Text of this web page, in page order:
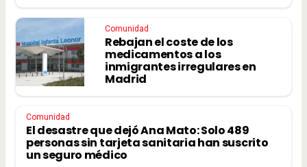
Comunidad
Rebajan el coste de los
medicamentos a los
inmigrantes irregulares en
Madrid
Comunidad
El desastre que dejó Ana Mato: Solo 489
personas sin tarjeta sanitaria han suscrito
un seguro médico